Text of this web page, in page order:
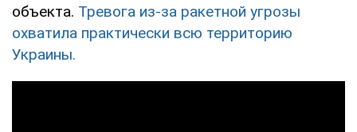
объекта. Тревога из-за ракетной угрозы
охватила практически всю территорию
Украины.